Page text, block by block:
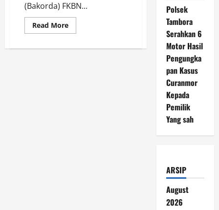
(Bakorda) FKBN...
Read MoreRead
more
Bakorpus
Polsek
Tambora
Serahkan 6
Motor Hasil
Pengungka
pan Kasus
Curanmor
Kepada
Pemilik
Yang sah
ARSIP
August
2026